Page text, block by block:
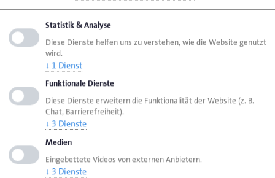
Kraftfahrzeugmechanikermeister Herbert
Habben in Wiesmoor (16. Juli)
60 Jahre Meisterjubiläum
Bäckermeister Bernhard Schipper auf Norderney
(13. Juli)
Bäckermeister Heinz Rector in
Südbrookmerland (1. Juli)
Statistik & Analyse
Diese Dienste helfen uns zu verstehen, wie die Website genutzt
wird.
↓ 1 Dienst
Funktionale Dienste
Diese Dienste erweitern die Funktionalität der Website (z. B.
Chat, Barrierefreiheit).
↓ 3 Dienste
Medien
Eingebettete Videos von externen Anbietern.
↓ 3 Dienste